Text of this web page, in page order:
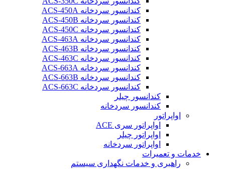
کندانسور سردخانه ACS-450A
کندانسور سردخانه ACS-450B
کندانسور سردخانه ACS-450C
کندانسور سردخانه ACS-463A
کندانسور سردخانه ACS-463B
کندانسور سردخانه ACS-463C
کندانسور سردخانه ACS-663A
کندانسور سردخانه ACS-663B
کندانسور سردخانه ACS-663C
کندانسور چیلر
کندانسور سردخانه
اواپراتور
اواپراتور سری ACE
اواپراتور چیلر
اواپراتور سردخانه
خدمات و تعمیرات
راهبری و خدمات نگهداری سیستم